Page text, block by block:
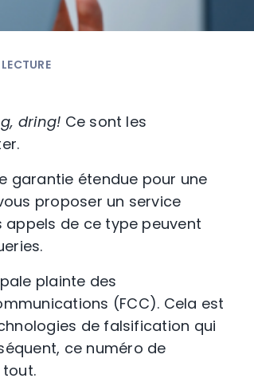
dring! Ce sont les
garantie étendue pour une
proposer un service
appels de ce type peuvent
plainte des
(FCC). Cela est
de falsification qui
ce numéro de
tout.